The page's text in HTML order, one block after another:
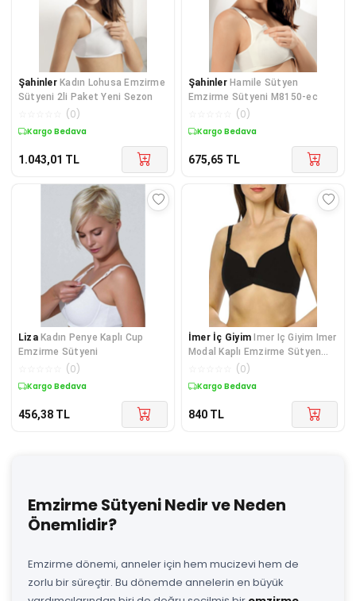
Şahinler Kadın Lohusa Emzirme
Sütyeni 2li Paket Yeni Sezon
(0)
Kargo Bedava
1.043,01 TL
Şahinler Hamile Sütyen
Emzirme Sütyeni M8150-ec
(0)
Kargo Bedava
675,65 TL
Liza Kadın Penye Kaplı Cup
Emzirme Sütyeni
(0)
Kargo Bedava
456,38 TL
İmer İç Giyim Imer Iç Giyim Imer
Modal Kaplı Emzirme Sütyen
(0)
Kargo Bedava
840 TL
Emzirme Sütyeni Nedir ve Neden
Önemlidir?
Emzirme dönemi, anneler için hem mucizevi hem de
zorlu bir süreçtir. Bu dönemde annelerin en büyük